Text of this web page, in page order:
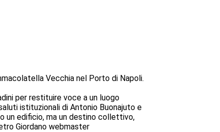
Vecchia nel Porto di Napoli.
per restituire voce a un luogo
istituzionali di Antonio Buonajuto e
un edificio, ma un destino collettivo,
Giordano webmaster